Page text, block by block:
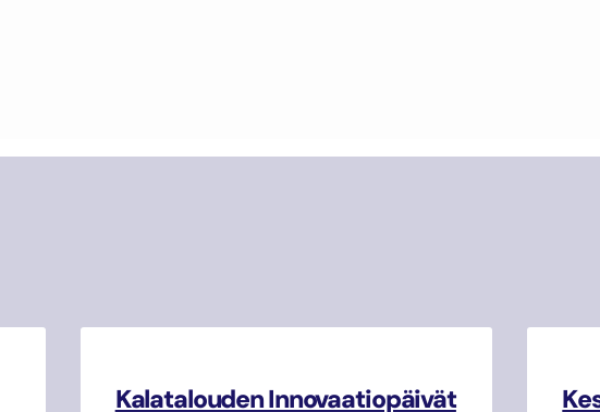
Kalatalouden Innovaatiopäivät